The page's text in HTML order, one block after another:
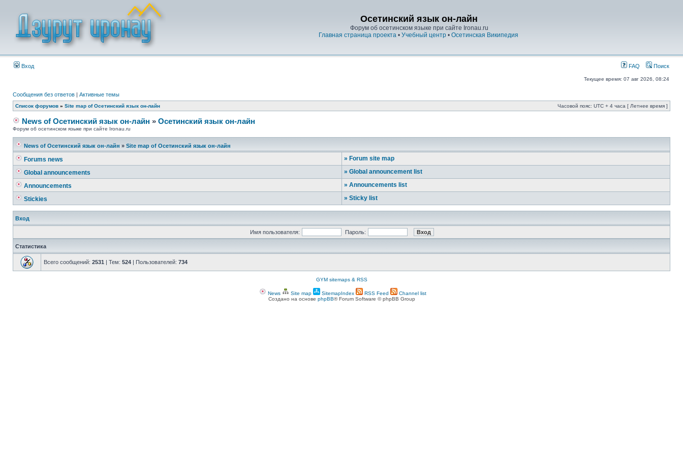
Осетинский язык он-лайн
Форум об осетинском языке при сайте Ironau.ru
Главная страница проекта • Учебный центр • Осетинская Википедия
Вход FAQ Поиск
Текущее время: 07 авг 2026, 08:24
Сообщения без ответов | Активные темы
Список форумов » Site map of Осетинский язык он-лайн Часовой пояс: UTC + 4 часа [ Летнее время ]
News of Осетинский язык он-лайн » Осетинский язык он-лайн
Форум об осетинском языке при сайте Ironau.ru
News of Осетинский язык он-лайн » Site map of Осетинский язык он-лайн
Forums news » Forum site map
Global announcements
» Global announcement list
Announcements
» Announcements list
Stickies
» Sticky list
Вход
Имя пользователя: Пароль:
Статистика
Всего сообщений: 2531 | Тем: 524 | Пользователей: 734
GYM sitemaps & RSS
News Site map SitemapIndex RSS Feed
Channel list
Создано на основе phpBB® Forum Software © phpBB Group